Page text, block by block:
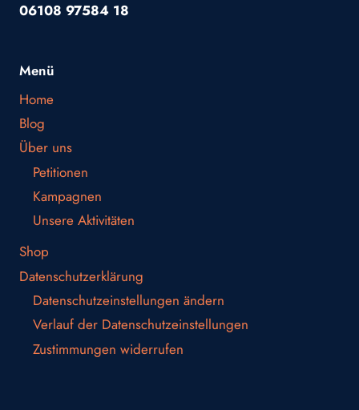
06108 97584 18
Menü
Home
Blog
Über uns
Petitionen
Kampagnen
Unsere Aktivitäten
Shop
Datenschutzerklärung
Datenschutzeinstellungen ändern
Verlauf der Datenschutzeinstellungen
Zustimmungen widerrufen